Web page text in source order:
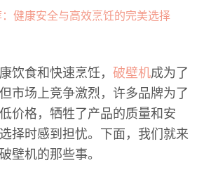
饮食和快速烹饪， 破壁机成为了
市场上竞争激烈，许多品牌为了
价格，牺牲了产品的质量和安
择时感到担忧。下面，我们就来
壁机的那些事。